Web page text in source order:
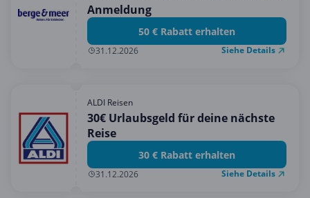
Anmeldung
50 € Rabatt erhalten
31.12.2026 Siehe Details
ALDI Reisen
30€ Urlaubsgeld für deine nächste
Reise
30 € Rabatt erhalten
31.12.2026 Siehe Details